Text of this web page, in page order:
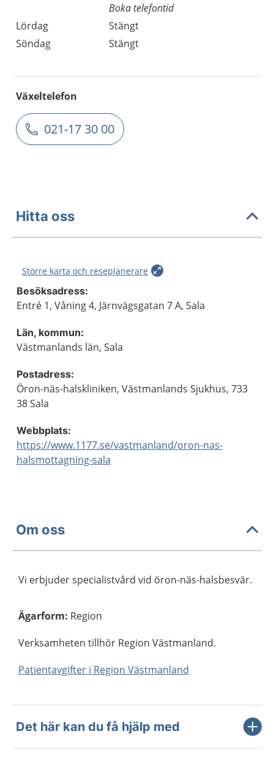
Boka telefontid
Lördag
Stängt
Söndag
Stängt
Växeltelefon
021-17 30 00
Hitta oss
Större karta och reseplanerare
Besöksadress:
Entré 1, Våning 4, Järnvägsgatan 7 A, Sala
Län, kommun:
Västmanlands län, Sala
Postadress:
Öron-näs-halskliniken, Västmanlands Sjukhus, 733
38 Sala
Webbplats:
https://www.1177.se/vastmanland/oron-nas-
halsmottagning-sala
Om oss
Vi erbjuder specialistvård vid öron-näs-halsbesvär.
Ägarform: Region
Verksamheten tillhör Region Västmanland.
Patientavgifter i Region Västmanland
Det här kan du få hjälp med